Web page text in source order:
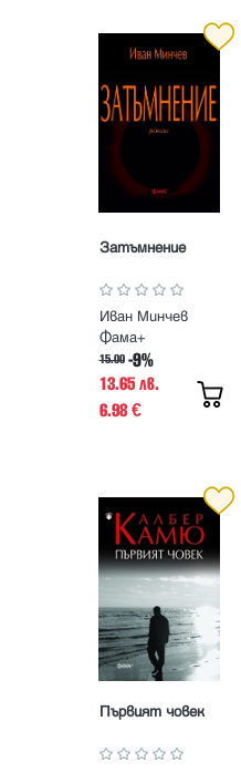
Затъмнение
Иван Минчев
Фама+
15.00 -9%
13.65 лв.
6.98€
Първият човек